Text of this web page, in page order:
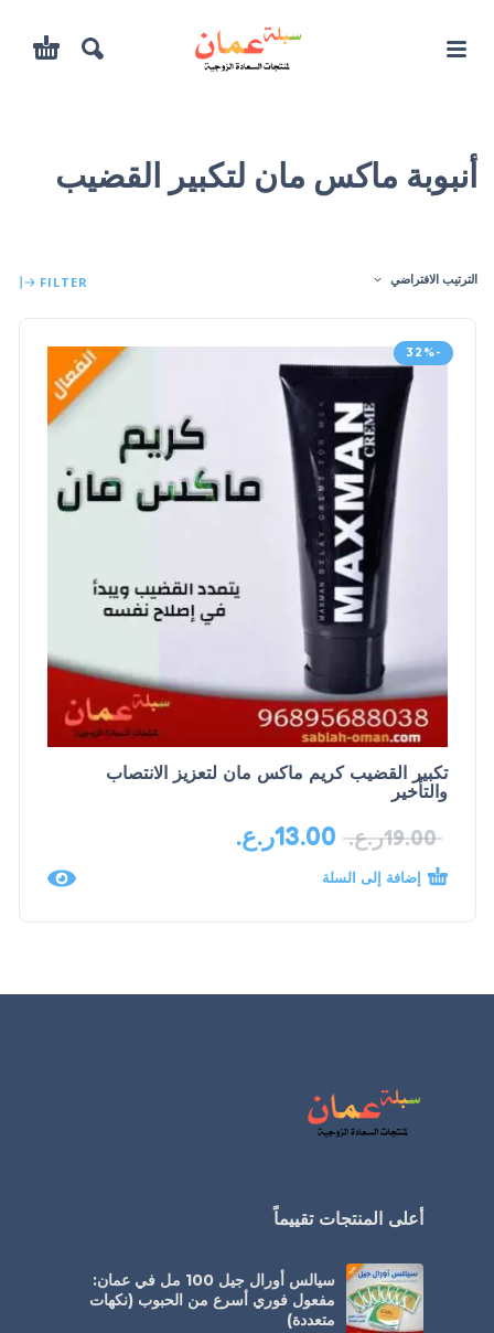
أنبوبة ماكس مان لتكبير القضيب
الترتيب الافتراضي FILTER
-32%
تكبير القضيب كريم ماكس مان لتعزيز الانتصاب
والتأخير
19.00ر.ع. 13.00ر.ع.
إضافة إلى السلة
أعلى المنتجات تقييماً
سيالس أورال جيل 100 مل في عمان:
مفعول فوري أسرع من الحبوب (نكهات
متعددة)